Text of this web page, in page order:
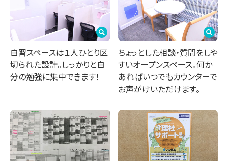
自習スペースは１人ひとり区
切られた設計。しっかりと自
分の勉強に集中できます！
ちょっとした相談・質問をしや
すいオープンスペース。何か
あればいつでもカウンターで
お声がけいただけます。